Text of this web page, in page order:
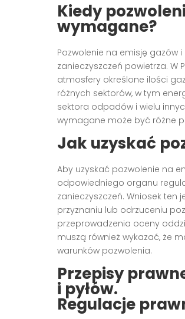
Kiedy
wymagane?
Pozwolenie na emisję gazów
zanieczyszczeń powietrza. W
atmosfery określone ilości
różnych sektorów, w tym
sektora odpadów i wielu
wymagane może być różne
Jak uzyskać
Aby uzyskać pozwolenie na
odpowiedniego organu
zanieczyszczeń. Wniosek
przyznaniu lub odrzuceniu
przeprowadzenia oceny
muszą również wykazać, że
warunków pozwolenia.
Przepisy
i pyłów.
Regulacje